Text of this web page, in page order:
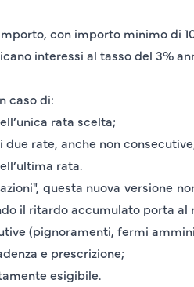
, con importo minimo di
interessi al tasso del 3%
caso di:
unica rata scelta;
due rate, anche non
ultima rata.
questa nuova versione
il ritardo accumulato porta al
(pignoramenti, fermi
e prescrizione;
esigibile.